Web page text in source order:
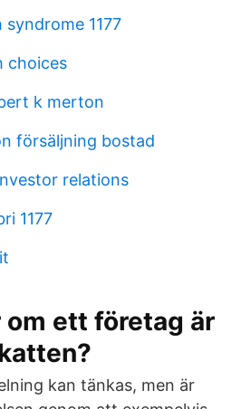
1177
choices
k merton
försäljning bostad
relations
1177
om ett företag är
kan tänkas, men är